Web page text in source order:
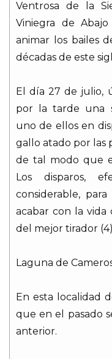
Ventrosa de la
Viniegra de
animar los bailes
décadas de este
El día 27 de julio,
por la tarde una
uno de ellos en
gallo atado por las
de tal modo que
Los disparos,
considerable,
acabar con la
del mejor tirador
Laguna de
En esta localidad
que en el pasado
anterior.